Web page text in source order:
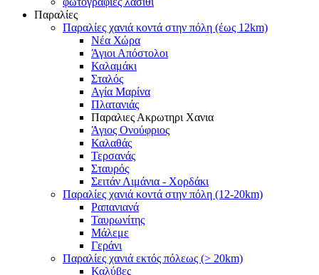
Παραλίες
Παραλίες χανιά κοντά στην πόλη (έως 12km)
Νέα Χώρα
Άγιοι Απόστολοι
Καλαμάκι
Σταλός
Αγία Μαρίνα
Πλατανιάς
Παραλιες Ακρωτηρι Χανια
Άγιος Ονούφριος
Καλαθάς
Τερσανάς
Σταυρός
Σειτάν Λιμάνια - Χορδάκι
Παραλίες χανιά κοντά στην πόλη (12-20km)
Ραπανιανά
Ταυρωνίτης
Μάλεμε
Γεράνι
Παραλίες χανιά εκτός πόλεως (> 20km)
Καλύβες